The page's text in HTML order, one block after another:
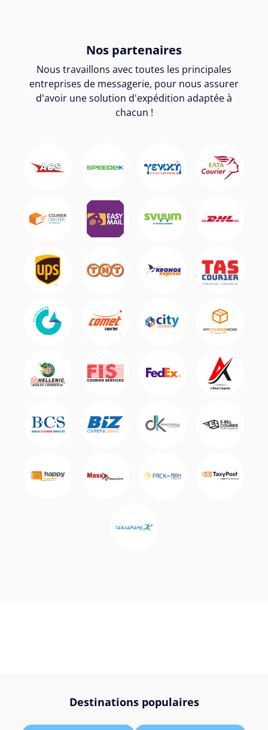
Nos partenaires
Nous travaillons avec toutes les principales
entreprises de messagerie, pour nous assurer
d'avoir une solution d'expédition adaptée à
chacun !
Destinations populaires